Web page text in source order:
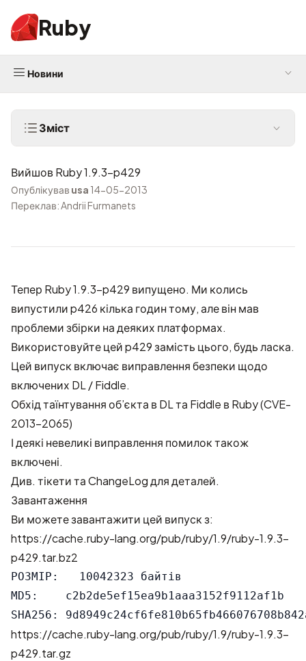
Ruby
Новини
Зміст
Вийшов Ruby 1.9.3-p429
Опублікував usa 14-05-2013
Переклав: Andrii Furmanets
Тепер Ruby 1.9.3-p429 випущено. Ми колись
випустили p426 кілька годин тому, але він мав
проблеми збірки на деяких платформах.
Використовуйте цей p429 замість цього, будь ласка.
Цей випуск включає виправлення безпеки щодо
включених DL / Fiddle.
Обхід таїнтування об’єкта в DL та Fiddle в Ruby (CVE-
2013-2065)
І деякі невеликі виправлення помилок також
включені.
Див. тікетитаChangeLogдля деталей.
Завантаження
Ви можете завантажити цей випуск з:
https://cache.ruby-lang.org/pub/ruby/1.9/ruby-1.9.3-
p429.tar.bz2
РОЗМІР:   10042323 байтів
MD5:    c2b2de5ef15ea9b1aaa3152f9112af1b
https://cache.ruby-lang.org/pub/ruby/1.9/ruby-1.9.3-
p429.tar.gz